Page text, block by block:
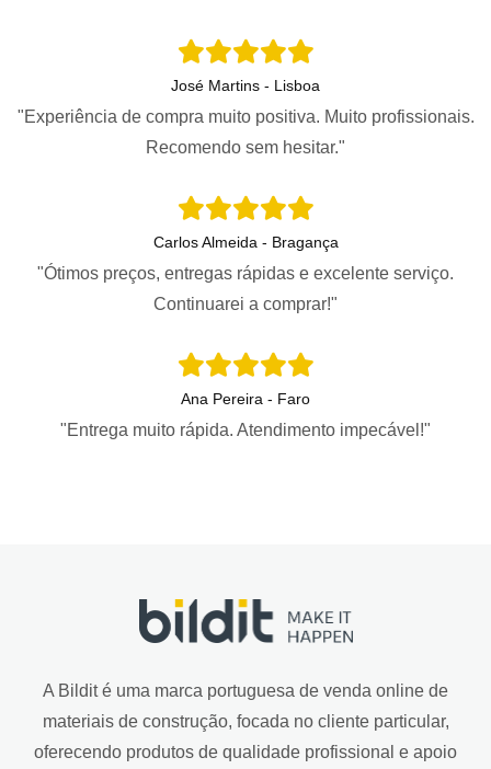
José Martins - Lisboa
"Experiência de compra muito positiva. Muito profissionais.
Recomendo sem hesitar."
Carlos Almeida - Bragança
"Ótimos preços, entregas rápidas e excelente serviço.
Continuarei a comprar!"
Ana Pereira - Faro
"Entrega muito rápida. Atendimento impecável!"
A Bildit é uma marca portuguesa de venda online de
materiais de construção, focada no cliente particular,
oferecendo produtos de qualidade profissional e apoio